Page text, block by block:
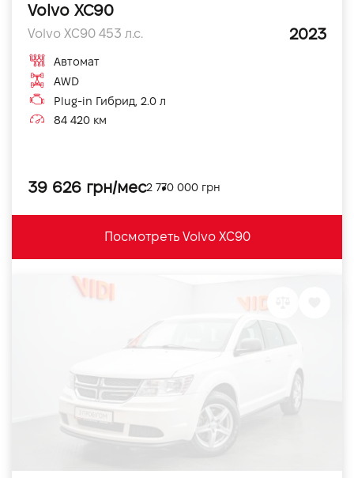
Volvo XC90
Volvo XC90 453 л.с. 2023
Автомат
AWD
Plug-in Гибрид, 2.0 л
84 420 км
39 626 грн/мес2 770 000 грн
Посмотреть Volvo XC90